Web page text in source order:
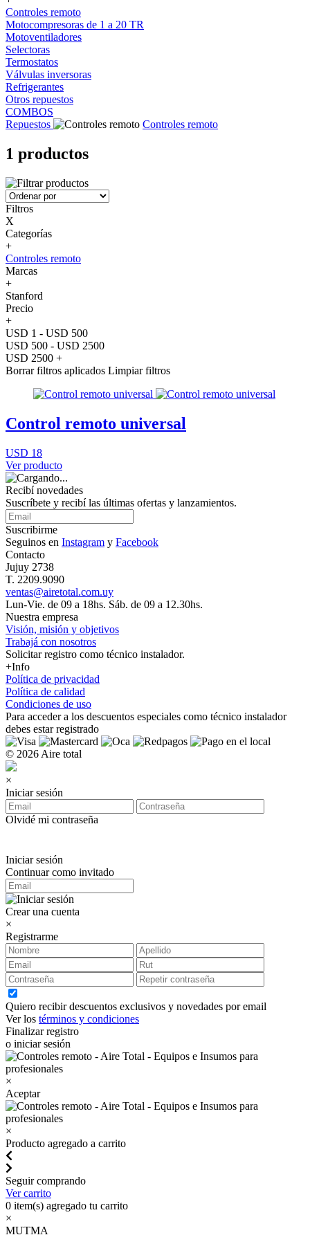
Controles remoto
Motocompresoras de 1 a 20 TR
Motoventiladores
Selectoras
Termostatos
Válvulas inversoras
Refrigerantes
Otros repuestos
COMBOS
Repuestos
Controles remoto
1 productos
Filtros
X
Categorías
+
Controles remoto
Marcas
+
Stanford
Precio
+
USD 1 - USD 500
USD 500 - USD 2500
USD 2500 +
Borrar filtros aplicados Limpiar filtros
Control remoto universal
USD 18
Ver producto
Recibí novedades
Suscríbete y recibí las últimas ofertas y lanzamientos.
Suscribirme
Seguinos en Instagram y Facebook
Contacto
Jujuy 2738
T. 2209.9090
ventas@airetotal.com.uy
Lun-Vie. de 09 a 18hs. Sáb. de 09 a 12.30hs.
Nuestra empresa
Visión, misión y objetivos
Trabajá con nosotros
Solicitar registro como técnico instalador.
+Info
Política de privacidad
Política de calidad
Condiciones de uso
Para acceder a los descuentos especiales como técnico instalador
debes estar registrado
© 2026 Aire total
×
Iniciar sesión
Olvidé mi contraseña
Iniciar sesión
Continuar como invitado
Crear una cuenta
×
Registrarme
Quiero recibir descuentos exclusivos y novedades por email
Ver los términos y condiciones
Finalizar registro
o iniciar sesión
×
Aceptar
×
Producto agregado a carrito
Seguir comprando
Ver carrito
0 item(s) agregado tu carrito
×
MUTMA